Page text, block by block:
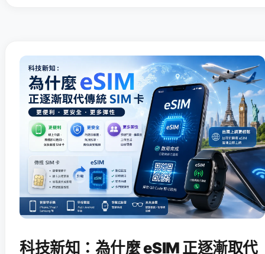
科技新知：為什麼 eSIM 正逐漸取代